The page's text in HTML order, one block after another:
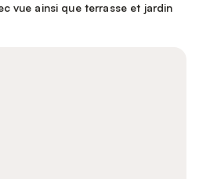
vue ainsi que terrasse et jardin